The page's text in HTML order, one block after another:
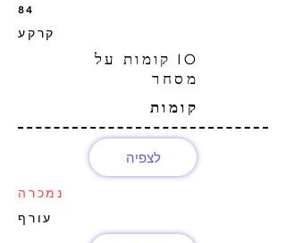
84
קרקע
10 קומות על
מסחר
קומות
לצפיה
נמכרה
עורף